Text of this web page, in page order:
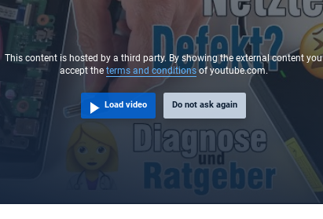
1.7 mm
/ 50 mm / 32 mm
This content is hosted by a third party. By showing the external content you
accept the terms and conditionsof youtube.com.
Load video Do not ask again